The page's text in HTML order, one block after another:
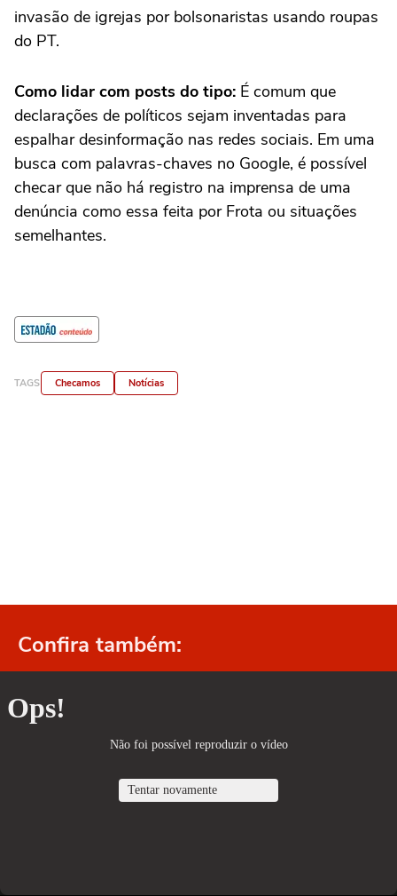
invasão de igrejas por bolsonaristas usando roupas
do PT.
Como lidar com posts do tipo: É comum que
declarações de políticos sejam inventadas para
espalhar desinformação nas redes sociais. Em uma
busca com palavras-chaves no Google, é possível
checar que não há registro na imprensa de uma
denúncia como essa feita por Frota ou situações
semelhantes.
TAGS Checamos Notícias
Confira também: